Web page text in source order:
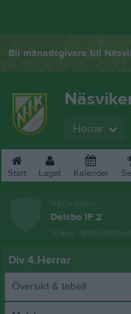
Bli månadsgivare till
Herrar
Start Laget Kalender
Nästa match
Delsbo IF 2
10 aug, 19:00 Delsbo
Div 4.Herrar
Översikt & tabell